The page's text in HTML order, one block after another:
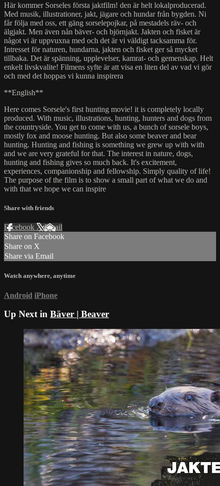
Här kommer Sorseles första jaktfilm! den är helt lokalproducerad.
Med musik, illustrationer, jakt, jägare och hundar från bygden. Ni
får följa med oss, ett gäng sorselepojkar, på mestadels räv- och
älgjakt. Men även nån bäver- och björnjakt. Jakten och fisket är
något vi är uppvuxna med och det är vi väldigt tacksamma för.
Intresset för naturen, hundarna, jakten och fisket ger så mycket
tillbaka. Det är spänning, upplevelser, kamrat- och gemenskap. Helt
enkelt livskvalite! Filmens syfte är att visa en liten del av vad vi gör
och med det hoppas vi kunna inspirera
**English**
Here comes Sorsele's first hunting movie! it is completely locally
produced. With music, illustrations, hunting, hunters and dogs from
the countryside. You get to come with us, a bunch of sorsele boys,
mostly fox and moose hunting. But also some beaver and bear
hunting. Hunting and fishing is something we grew up with with
and we are very grateful for that. The interest in nature, dogs,
hunting and fishing gives so much back. It's excitement,
experiences, companionship and fellowship. Simply quality of life!
The purpose of the film is to show a small part of what we do and
with that we hope we can inspire
Share with friends
Facebook XEmail
Share on Facebook
Share on X
Share via Email
Watch anywhere, anytime
Android iPhone
Up Next in Bäver | Beaver